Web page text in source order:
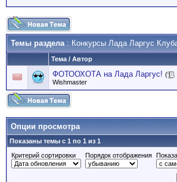
Темы раздела: Конкурсы Лада Ларгус
Тема / Автор
ФОТООХОТА на Лада Ларгус! (
Wishmaster
Опции просмотра
Показаны темы с 1 по 1 из 1
Критерий сортировки
Порядок отображения